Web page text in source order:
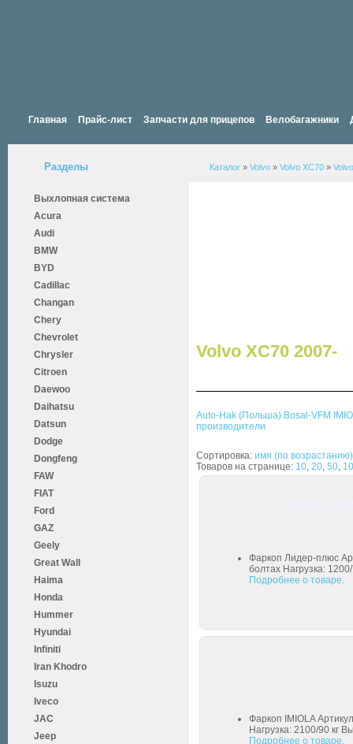
Главная Прайс-лист Запчасти для прицепов Велобагажники
Разделы
Выхлопная система
Acura
Audi
BMW
BYD
Cadillac
Changan
Chery
Chevrolet
Chrysler
Citroen
Daewoo
Daihatsu
Datsun
Dodge
Dongfeng
FAW
FIAT
Ford
GAZ
Geely
Great Wall
Haima
Honda
Hummer
Hyundai
Infiniti
Iran Khodro
Isuzu
Iveco
JAC
Jeep
Каталог » Volvo » Volvo XC70 »
Volvo XC70 2007-
Auto-Hak (Польша) Bosal-VFM
производители
Сортировка: имя (по возрастанию)
Товаров на странице: 10, 20, 50,
Фаркоп Лидер-плюс
болтах Нагрузка:
Подробнее о товаре.
Фаркоп IMIOLA
Нагрузка: 2100/90 кг
Подробнее о товаре.